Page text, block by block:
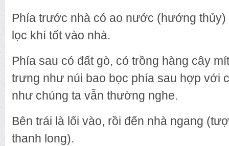
Phía trước nhà có ao nước (hướng
lọc khí tốt vào nhà.
Phía sau có đất gò, có trồng hàng cây
trưng như núi bao bọc phía sau hợp với
như chúng ta vẫn thường nghe.
Bên trái là lối vào, rồi đến nhà ngang
thanh long).